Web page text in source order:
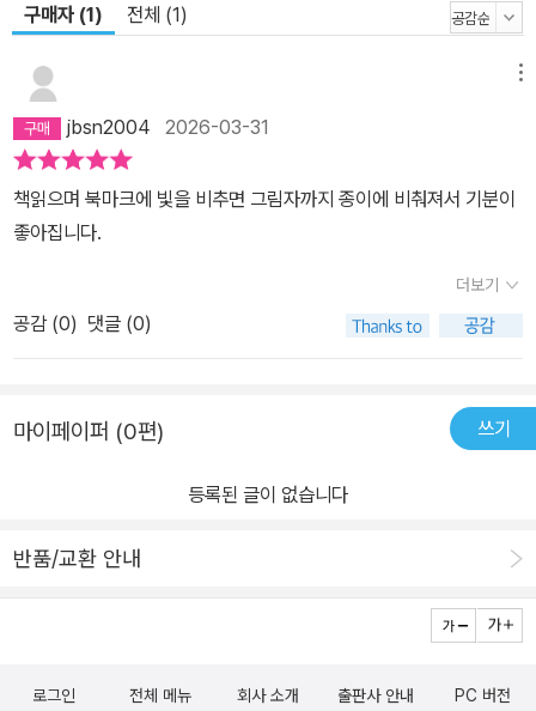
구매자 (1) 전체 (1)
jbsn2004 2026-03-31
책읽으며 북마크에 빛을 비추면 그림자까지 종이에 비춰져서 기분이
좋아집니다.
더보기
공감 (0) 댓글 (0)
마이페이퍼 (0편) 쓰기
등록된 글이 없습니다
반품/교환 안내
로그인 전체 메뉴 회사 소개 출판사 안내 PC 버전